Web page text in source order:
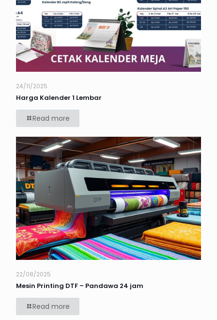
24/11/2025
Harga Kalender 1 Lembar
Read more
22/08/2025
Mesin Printing DTF – Pandawa 24 jam
Read more